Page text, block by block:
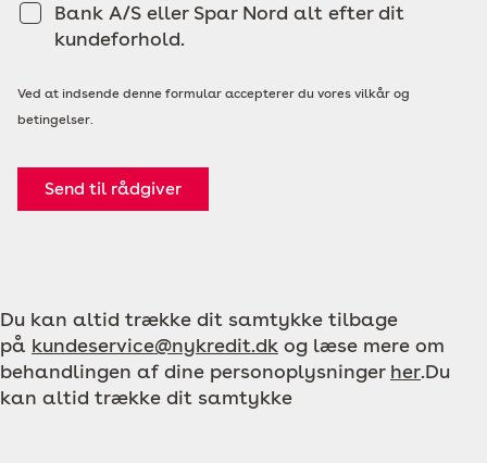
Bank A/S eller Spar Nord alt efter dit
kundeforhold.
Ved at indsende denne formular accepterer du vores vilkår og
betingelser.
Send til rådgiver
Du kan altid trække dit samtykke tilbage
på kundeservice@nykredit.dk og læse mere om
behandlingen af dine personoplysninger her.Du
kan altid trække dit samtykke